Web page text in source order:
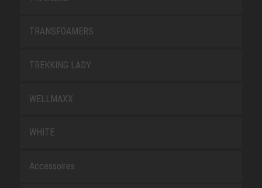
TRANSFOAMERS
TREKKING LADY
WELLMAXX
WHITE
Accessoires